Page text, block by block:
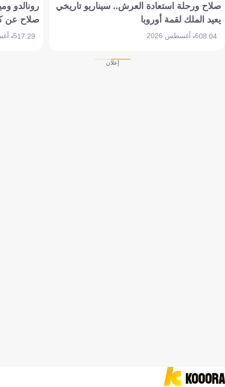
صلاح ورحلة استعادة العرش.. سيناريو تاريخي
يعيد الملك لقمة أوروبا
08:046 أغسطس 2026
رونالدو
صلاح عن
17:295 أغسطس 2026
إعلان